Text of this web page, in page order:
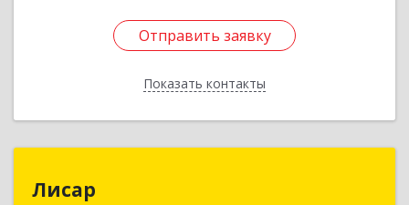
Отправить заявку
Показать контакты
Отправить заявку
Назад
Лисар